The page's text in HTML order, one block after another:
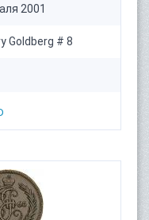
2001
Goldberg # 8